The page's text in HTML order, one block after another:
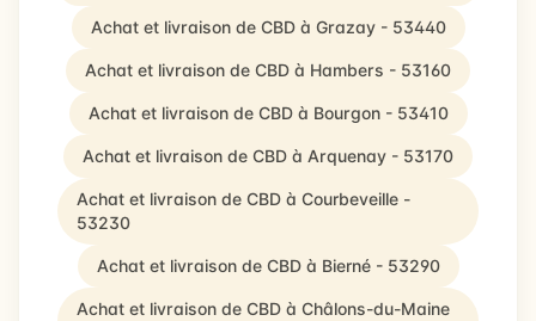
Achat et livraison de CBD à Grazay - 53440
Achat et livraison de CBD à Hambers - 53160
Achat et livraison de CBD à Bourgon - 53410
Achat et livraison de CBD à Arquenay - 53170
Achat et livraison de CBD à Courbeveille -
53230
Achat et livraison de CBD à Bierné - 53290
Achat et livraison de CBD à Châlons-du-Maine